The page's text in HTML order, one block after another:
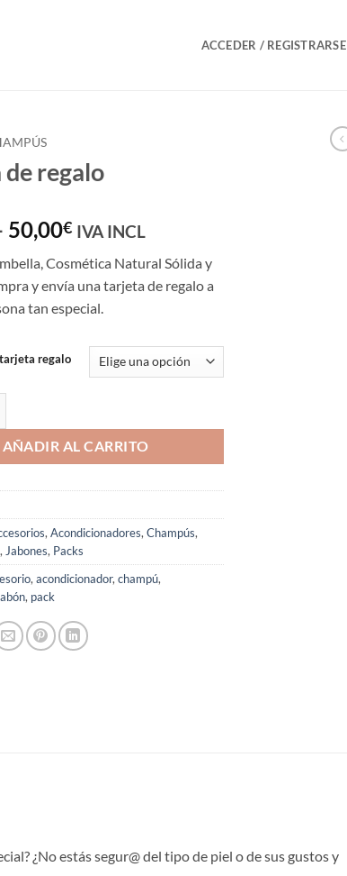
ACCEDER / REGISTRARSE
regalo
50,00€Rango
precios:
desde
15,00€
50,00€
IVA INCL
Cosmética Natural Sólida y
y envía una tarjeta de regalo a
tan especial.
regalo
AÑADIR AL CARRITO
, Acondicionadores, Champús,
, Jabones, Packs
, acondicionador, champú,
, pack
¿No estás segur@ del tipo de piel o de sus gustos y